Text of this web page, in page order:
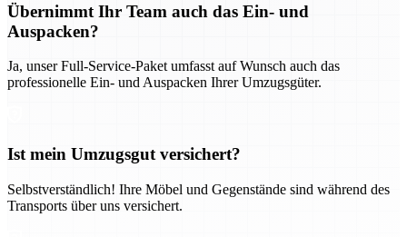
Übernimmt Ihr Team auch das Ein- und
Auspacken?
Ja, unser Full-Service-Paket umfasst auf Wunsch auch das
professionelle Ein- und Auspacken Ihrer Umzugsgüter.
Ist mein Umzugsgut versichert?
Selbstverständlich! Ihre Möbel und Gegenstände sind während des
Transports über uns versichert.